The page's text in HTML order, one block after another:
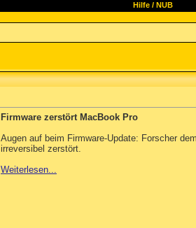
Hilfe/ NUB
Firmware zerstört MacBook Pro
Augen auf beim Firmware-Update: Forscher
irreversibel zerstört.
Weiterlesen...